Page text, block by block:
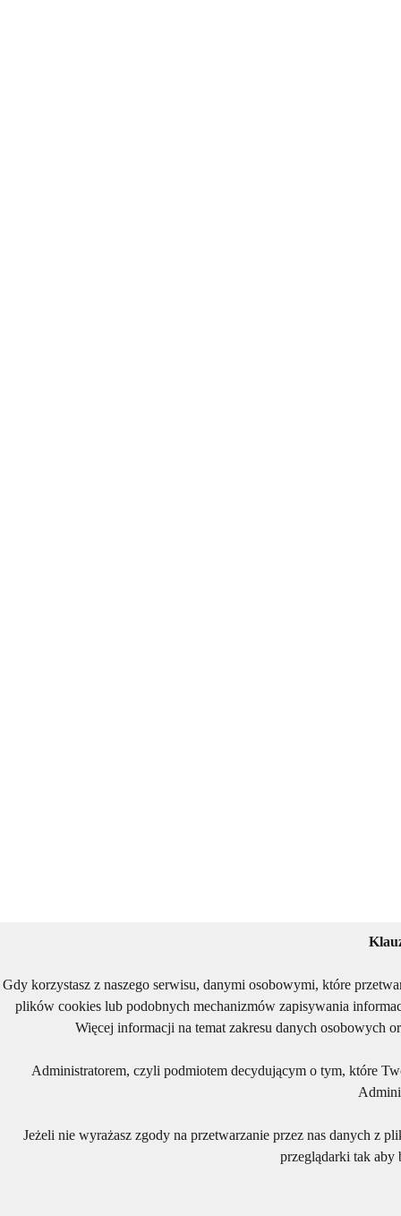
Gdy korzystasz z naszego serwisu, danymi osobowymi, które
plików cookies lub podobnych mechanizmów zapisywania
Więcej informacji na temat zakresu danych osobowych
Administratorem, czyli podmiotem decydującym o tym, które
Jeżeli nie wyrażasz zgody na przetwarzanie przez nas danych z
przeglądarki tak aby